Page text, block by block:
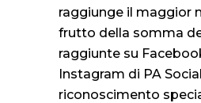
raggiunge il maggior
frutto della somma
raggiunte su
Instagram di PA
riconoscimento